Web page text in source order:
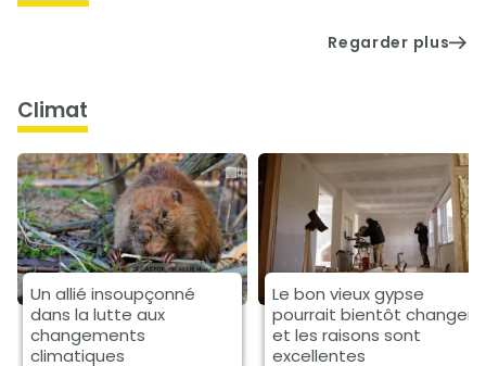
Regarder plus
climat
Un allié insoupçonné
dans la lutte aux
changements
climatiques
Le bon vieux gypse
pourrait bientôt changer
et les raisons sont
excellentes